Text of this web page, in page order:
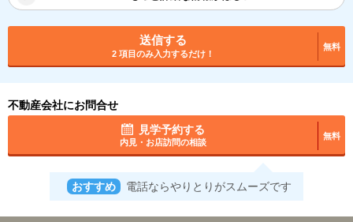
送信する
2 項目のみ入力するだけ！
無料
不動産会社にお問合せ
見学予約する
内見・お店訪問の相談
無料
おすすめ 電話ならやりとりがスムーズです